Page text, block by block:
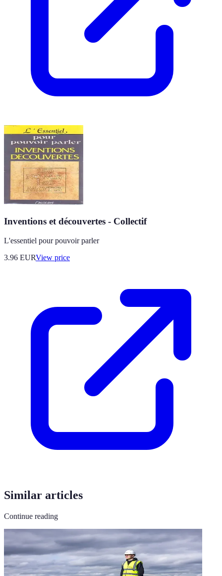
Inventions et découvertes - Collectif
L'essentiel pour pouvoir parler
3.96 EURView price
Similar articles
Continue reading